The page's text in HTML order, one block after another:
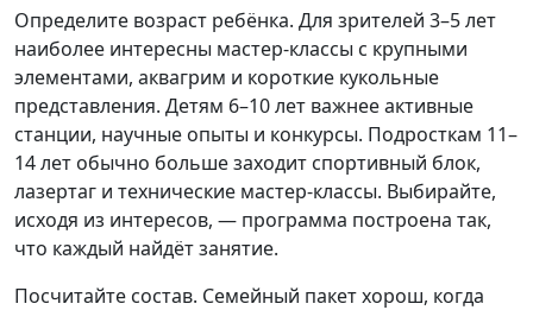
Определите возраст ребёнка. Для зрителей 3–5 лет
наиболее интересны мастер-классы с крупными
элементами, аквагрим и короткие кукольные
представления. Детям 6–10 лет важнее активные
станции, научные опыты и конкурсы. Подросткам 11–
14 лет обычно больше заходит спортивный блок,
лазертаг и технические мастер-классы. Выбирайте,
исходя из интересов, — программа построена так,
что каждый найдёт занятие.
Посчитайте состав. Семейный пакет хорош, когда